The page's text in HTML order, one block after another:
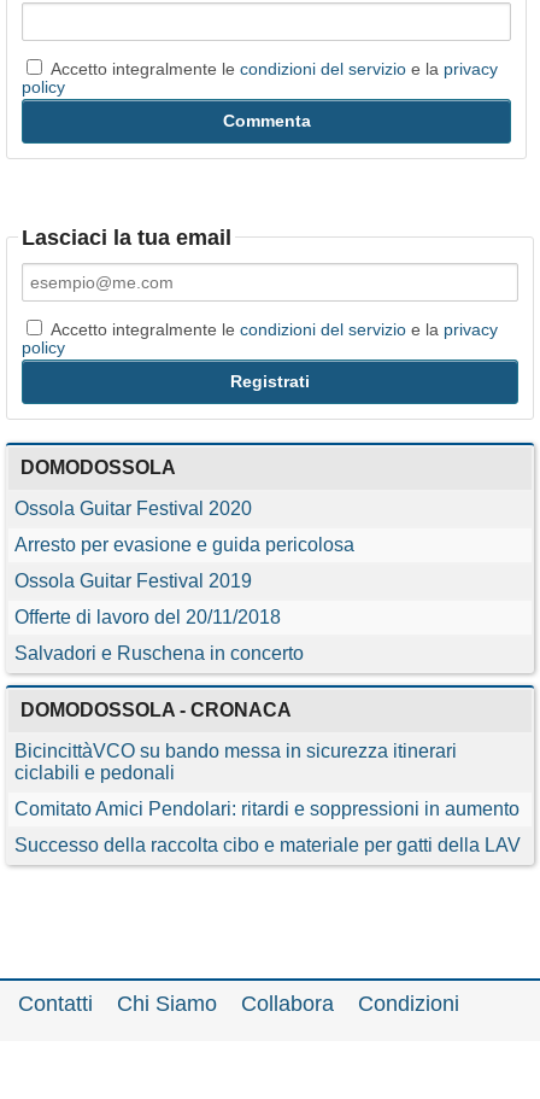
Accetto integralmente le condizioni del servizio e la privacy
policy
Lasciaci la tua email
Accetto integralmente le condizioni del servizio e la privacy
policy
DOMODOSSOLA
Ossola Guitar Festival 2020
Arresto per evasione e guida pericolosa
Ossola Guitar Festival 2019
Offerte di lavoro del 20/11/2018
Salvadori e Ruschena in concerto
DOMODOSSOLA - CRONACA
BicincittàVCO su bando messa in sicurezza itinerari
ciclabili e pedonali
Comitato Amici Pendolari: ritardi e soppressioni in aumento
Successo della raccolta cibo e materiale per gatti della LAV
Contatti Chi Siamo Collabora
Condizioni